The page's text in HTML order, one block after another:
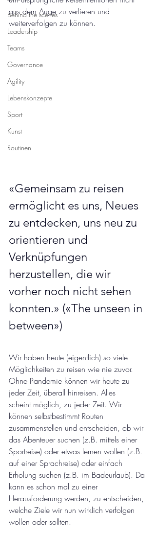
Behind the scenes
Leadership
Teams
Governance
Agility
Lebenskonzepte
Sport
Kunst
Routinen
aus dem Auge zu verlieren und
weiterverfolgen zu können.
«Gemeinsam zu reisen
ermöglicht es uns, Neues
zu entdecken, uns neu zu
orientieren und
Verknüpfungen
herzustellen, die wir
vorher noch nicht sehen
konnten.» («The unseen in
between»)
Wir haben heute (eigentlich) so viele
Möglichkeiten zu reisen wie nie zuvor.
Ohne Pandemie können wir heute zu
jeder Zeit, überall hinreisen. Alles
scheint möglich, zu jeder Zeit. Wir
können selbstbestimmt Routen
zusammenstellen und entscheiden, ob wir
das Abenteuer suchen (z.B. mittels einer
Sportreise) oder etwas lernen wollen (z.B.
auf einer Sprachreise) oder einfach
Erholung suchen (z.B. im Badeurlaub). Da
kann es schon mal zu einer
Herausforderung werden, zu entscheiden,
welche Ziele wir nun wirklich verfolgen
wollen oder sollten.